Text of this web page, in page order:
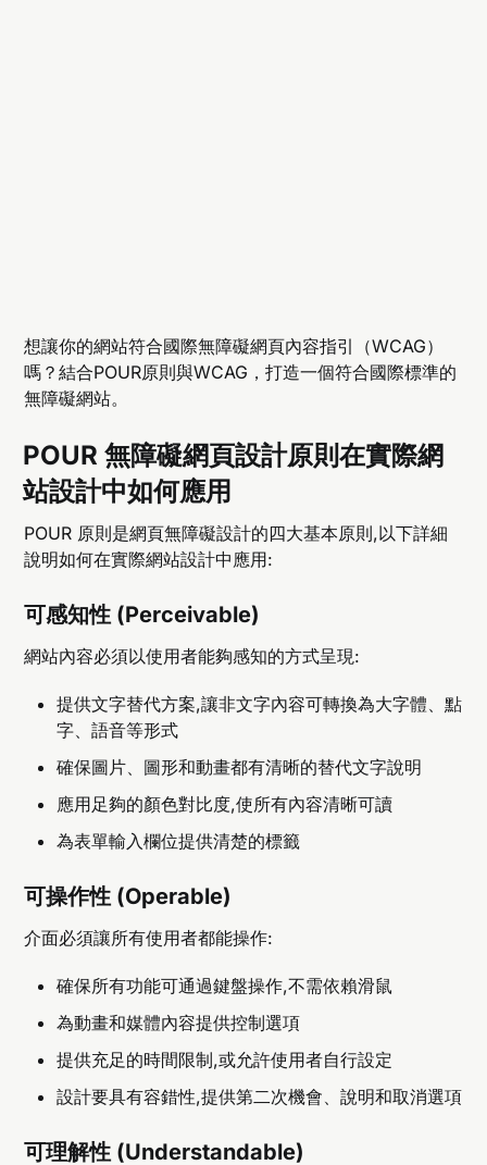
想讓你的網站符合國際無障礙網頁內容指引（WCAG）
嗎？結合POUR原則與WCAG，打造一個符合國際標準的
無障礙網站。
POUR 無障礙網頁設計原則在實際網
站設計中如何應用
POUR 原則是網頁無障礙設計的四大基本原則,以下詳細
說明如何在實際網站設計中應用:
可感知性 (Perceivable)
網站內容必須以使用者能夠感知的方式呈現:
提供文字替代方案,讓非文字內容可轉換為大字體、點
字、語音等形式
確保圖片、圖形和動畫都有清晰的替代文字說明
應用足夠的顏色對比度,使所有內容清晰可讀
為表單輸入欄位提供清楚的標籤
可操作性 (Operable)
介面必須讓所有使用者都能操作:
確保所有功能可通過鍵盤操作,不需依賴滑鼠
為動畫和媒體內容提供控制選項
提供充足的時間限制,或允許使用者自行設定
設計要具有容錯性,提供第二次機會、說明和取消選項
可理解性 (Understandable)